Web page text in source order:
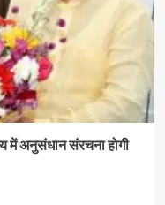
में अनुसंधान संरचना होगी